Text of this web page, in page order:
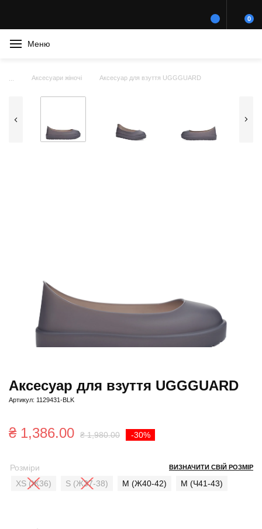
0
Меню
Аксесуари жіночі Аксесуар для взуття UGGGUARD
Аксесуар для взуття UGGGUARD
Артикул: 1129431-BLK
-30%
₴1,980.00
Оригінальна
₴ 1,980.00.
₴1,386.00
Поточна
₴ 1,386.00.
ВИЗНАЧИТИ СВІЙ РОЗМІР
Розміри
XS (Ж36)
S (Ж37-38) М (Ж40-42) M (Ч41-43)